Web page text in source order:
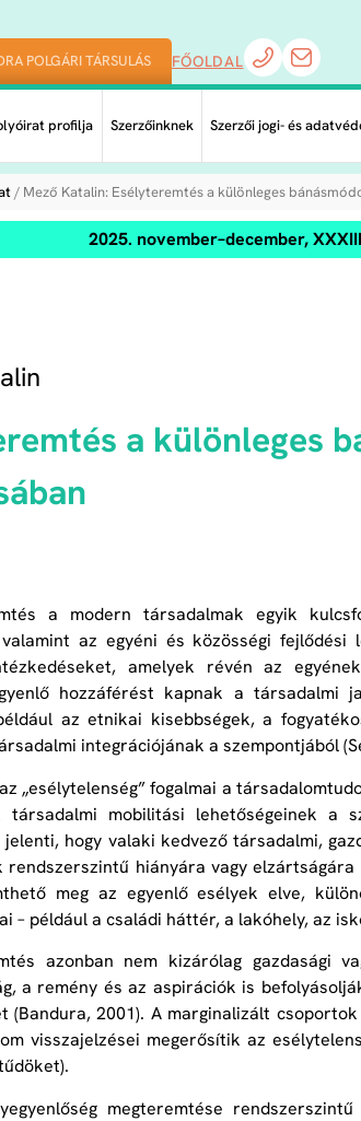
POLGÁRI TÁRSULÁS FŐOLDAL
profilja Szerzőinknek Szerzői jogi- és
/ Mező Katalin: Esélyteremtés a különleges
2025. november–december,
a különleges
a modern társadalmak egyik
az egyéni és közösségi fejlődési
amelyek révén az
hozzáférést kapnak a társadalmi
az etnikai kisebbségek, a
integrációjának a szempontjából
„esélytelenség” fogalmai a
társadalmi mobilitási lehetőségeinek a
hogy valaki kedvező társadalmi,
rendszerszintű hiányára vagy
meg az egyenlő esélyek elve,
– például a családi háttér, a lakóhely, az
azonban nem kizárólag gazdasági
a remény és az aspirációk is
(Bandura, 2001). A marginalizált
visszajelzései megerősítik az
megteremtése